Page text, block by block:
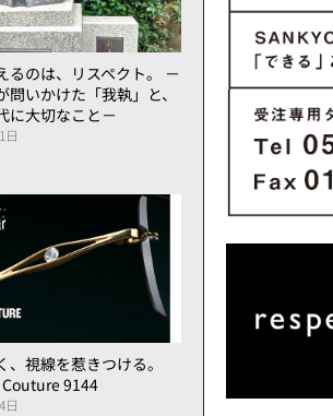
るのは、リスペクト。 －
問いかけた「我執」と、
に大切なこと－
日
、視線を惹きつける。
Couture 9144
日